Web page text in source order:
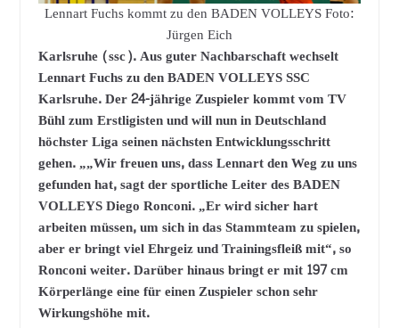
Lennart Fuchs kommt zu den BADEN VOLLEYS Foto:
Jürgen Eich
Karlsruhe (ssc). Aus guter Nachbarschaft wechselt
Lennart Fuchs zu den BADEN VOLLEYS SSC
Karlsruhe. Der 24-jährige Zuspieler kommt vom TV
Bühl zum Erstligisten und will nun in Deutschland
höchster Liga seinen nächsten Entwicklungsschritt
gehen. „„Wir freuen uns, dass Lennart den Weg zu uns
gefunden hat, sagt der sportliche Leiter des BADEN
VOLLEYS Diego Ronconi. „Er wird sicher hart
arbeiten müssen, um sich in das Stammteam zu spielen,
aber er bringt viel Ehrgeiz und Trainingsfleiß mit“, so
Ronconi weiter. Darüber hinaus bringt er mit 197 cm
Körperlänge eine für einen Zuspieler schon sehr
Wirkungshöhe mit.